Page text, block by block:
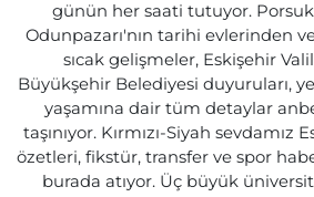
günün her saati tutuyor. Porsuk
Odunpazarı'nın tarihi evlerinden
sıcak gelişmeler, Eskişehir
Büyükşehir Belediyesi duyuruları,
yaşamına dair tüm detaylar
taşınıyor. Kırmızı-Siyah
özetleri, fikstür, transfer ve spor
burada atıyor. Üç büyük